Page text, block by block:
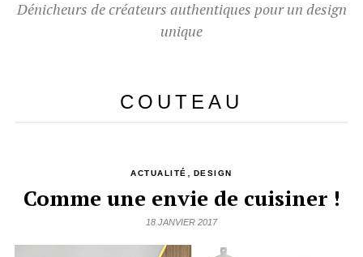
Dénicheurs de créateurs authentiques pour un design
unique
COUTEAU
ACTUALITÉ DESIGN
Comme une envie de cuisiner !
18 JANVIER 2017